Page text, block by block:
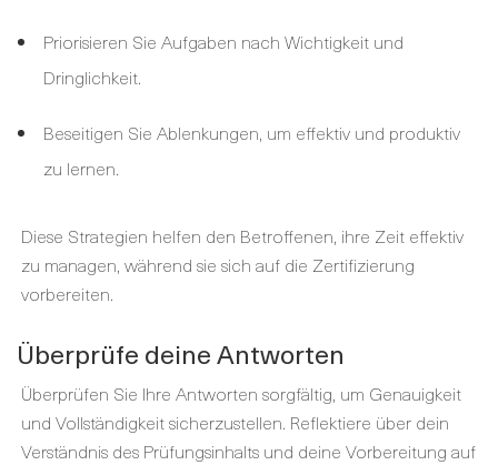
Priorisieren Sie Aufgaben nach Wichtigkeit und
Dringlichkeit.
Beseitigen Sie Ablenkungen, um effektiv und produktiv
zu lernen.
Diese Strategien helfen den Betroffenen, ihre Zeit effektiv
zu managen, während sie sich auf die Zertifizierung
vorbereiten.
Überprüfe deine Antworten
Überprüfen Sie Ihre Antworten sorgfältig, um Genauigkeit
und Vollständigkeit sicherzustellen. Reflektiere über dein
Verständnis des Prüfungsinhalts und deine Vorbereitung auf